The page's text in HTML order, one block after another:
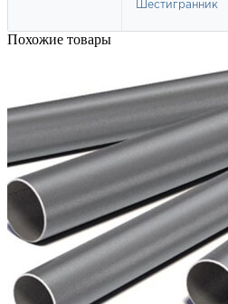
Похожие товары